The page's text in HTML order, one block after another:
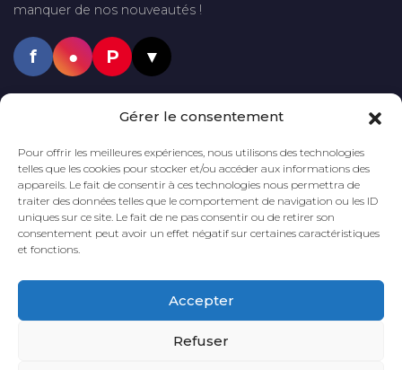
Gérer le consentement
Pour offrir les meilleures expériences, nous utilisons des technologies
telles que les cookies pour stocker et/ou accéder aux informations des
appareils. Le fait de consentir à ces technologies nous permettra de
traiter des données telles que le comportement de navigation ou les ID
uniques sur ce site. Le fait de ne pas consentir ou de retirer son
consentement peut avoir un effet négatif sur certaines caractéristiques
et fonctions.
Accepter
Refuser
manquer de nos nouveautés !
f ● P ▼
LIVRAISON GRATUITE
DÈS 60€
D'ACHAT*
*En France métropolitaine